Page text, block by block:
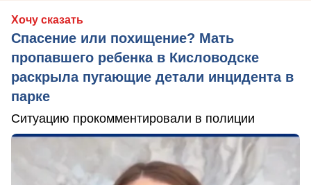
Хочу сказать
Спасение или похищение? Мать
пропавшего ребенка в Кисловодске
раскрыла пугающие детали инцидента в
парке
Ситуацию прокомментировали в полиции